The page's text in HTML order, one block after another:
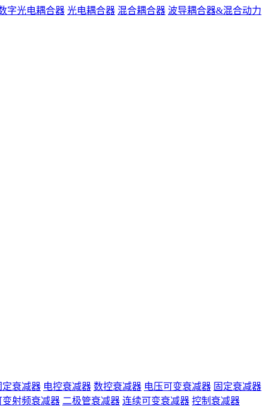
字光电耦合器 光电耦合器 混合耦合器 波导耦合器&混合动力
定衰减器 电控衰减器 数控衰减器 电压可变衰减器 固定衰减器
变射频衰减器 二极管衰减器 连续可变衰减器 控制衰减器